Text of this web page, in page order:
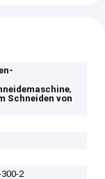
,
Schneiden von
2